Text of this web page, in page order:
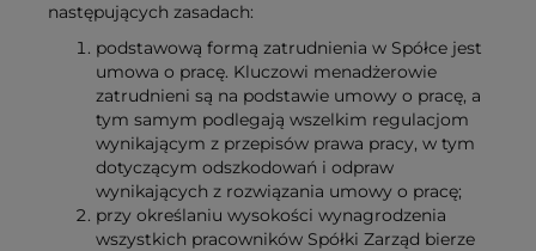
następujących zasadach:
podstawową formą zatrudnienia w Spółce jest
umowa o pracę. Kluczowi menadżerowie
zatrudnieni są na podstawie umowy o pracę, a
tym samym podlegają wszelkim regulacjom
wynikającym z przepisów prawa pracy, w tym
dotyczącym odszkodowań i odpraw
wynikających z rozwiązania umowy o pracę;
przy określaniu wysokości wynagrodzenia
wszystkich pracowników Spółki Zarząd bierze